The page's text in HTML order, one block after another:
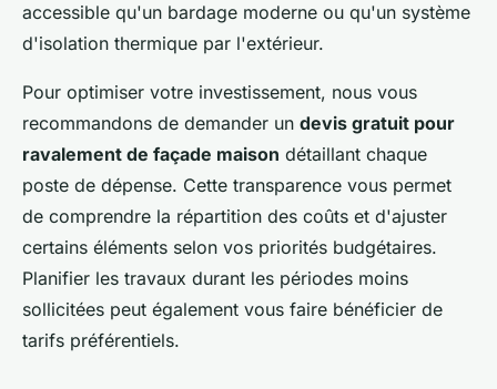
accessible qu'un bardage moderne ou qu'un système
d'isolation thermique par l'extérieur.
Pour optimiser votre investissement, nous vous
recommandons de demander un devis gratuit pour
ravalement de façade maison détaillant chaque
poste de dépense. Cette transparence vous permet
de comprendre la répartition des coûts et d'ajuster
certains éléments selon vos priorités budgétaires.
Planifier les travaux durant les périodes moins
sollicitées peut également vous faire bénéficier de
tarifs préférentiels.